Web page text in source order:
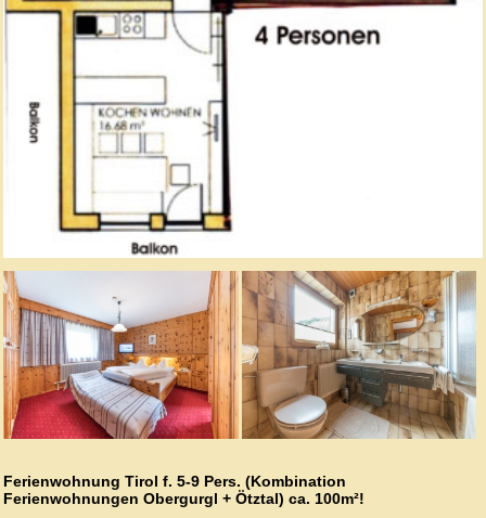
Ferienwohnung Tirol f. 5-9 Pers. (Kombination
Ferienwohnungen Obergurgl + Ötztal) ca. 100m²!